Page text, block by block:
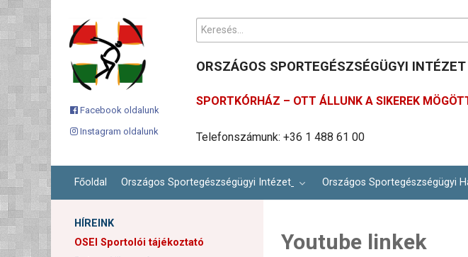
Facebook oldalunk
Instagram oldalunk
Keresés...
ORSZÁGOS SPORTEGÉSZSÉGÜGYI INTÉZET
SPORTKÓRHÁZ – OTT ÁLLUNK A SIKEREK
Ügyfélszolgálati email cím: info@osei.hu
Telefonszámunk: +36 1 488 61 00
Főoldal Országos Sportegészségügyi Intézet Országos Sportegészségügyi
HÍREINK
OSEI Sportolói tájékoztató
Youtube linkek